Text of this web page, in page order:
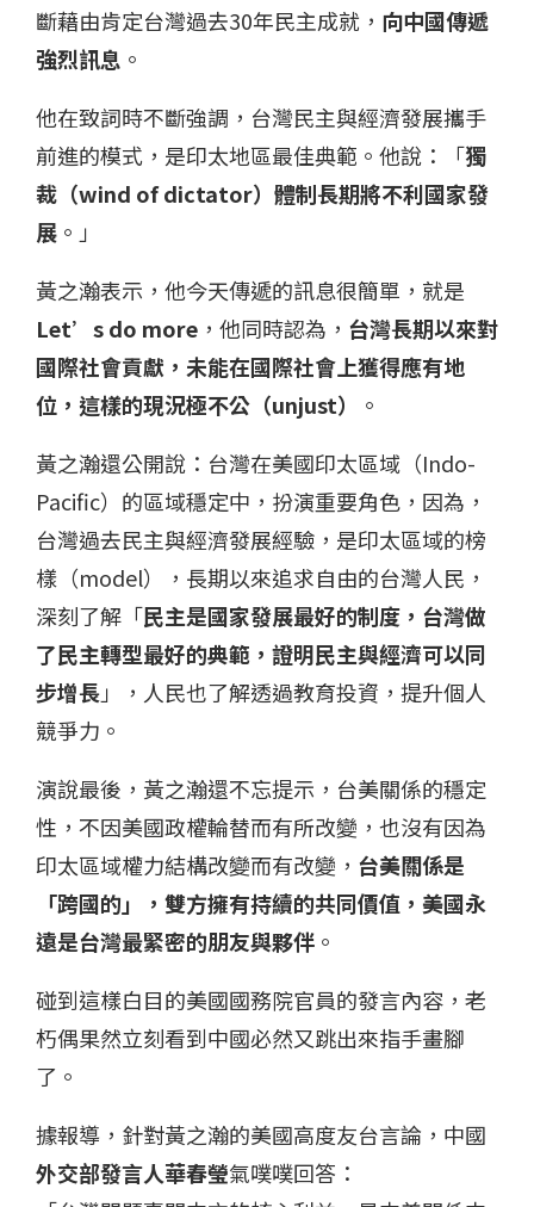
斷藉由肯定台灣過去30年民主成就， 向中國傳遞
強烈訊息 。
他在致詞時不斷強調，台灣民主與經濟發展攜手
前進的模式，是印太地區最佳典範。他說：「獨
裁（wind of dictator）體制長期將不利國家發
展 。」
黃之瀚表示，他今天傳遞的訊息很簡單，就是
Let’s do more ，他同時認為， 台灣長期以來對
國際社會貢獻，未能在國際社會上獲得應有地
位，這樣的現況極不公（unjust）
。
黃之瀚還公開說：台灣在美國印太區域（Indo-
Pacific）的區域穩定中，扮演重要角色，因為，
台灣過去民主與經濟發展經驗，是印太區域的榜
樣（model），長期以來追求自由的台灣人民，
深刻了解「民主是國家發展最好的制度，台灣做
了民主轉型最好的典範，證明民主與經濟可以同
步增長」，人民也了解透過教育投資，提升個人
競爭力。
演說最後，黃之瀚還不忘提示，台美關係的穩定
性，不因美國政權輪替而有所改變，也沒有因為
印太區域權力結構改變而有改變， 台美關係是
「跨國的」，雙方擁有持續的共同價值，美國永
遠是台灣最緊密的朋友與夥伴 。
碰到這樣白目的美國國務院官員的發言內容，老
朽偶果然立刻看到中國必然又跳出來指手畫腳
了。
據報導，針對黃之瀚的美國高度友台言論，中國
外交部發言人華春瑩氣噗噗回答：